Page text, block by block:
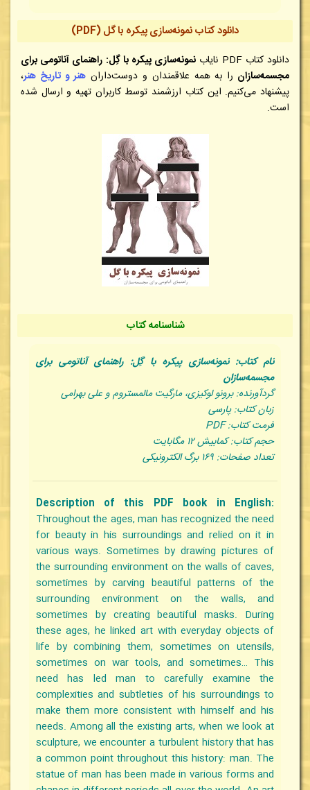
دانلود کتاب نمونه‌سازی پیکره با گل(PDF)
دانلود کتاب PDF نایاب
نمونه‌سازی پیکره با گِل: راهنمای آناتومی برای
مجسمه‌سازان را به همه علاقمندان و دوست‌داران هنر و تاریخ هنر،
پیشنهاد می‌کنیم. این کتاب ارزشمند توسط کاربران تهیه و ارسال شده
است.
شناسنامه کتاب
نام کتاب: نمونه‌سازی پیکره با گِل: راهنمای آناتومی برای
مجسمه‌سازان
گردآورنده: برونو لوکیزی، مارگیت مالمستروم و علی بهرامی
زبان کتاب: پارسی
فرمت کتاب: PDF
حجم کتاب: کمابیش ۱۲ مگابایت
تعداد صفحات: ۱۶۹ برگ الکترونیکی
Description of this PDF book in English:
Throughout the ages, man has recognized the need
for beauty in his surroundings and relied on it in
various ways. Sometimes by drawing pictures of
the surrounding environment on the walls of caves,
sometimes by carving beautiful patterns of the
surrounding environment on the walls, and
sometimes by creating beautiful masks. During
these ages, he linked art with everyday objects of
life by combining them, sometimes on utensils,
sometimes on war tools, and sometimes… This
need has led man to carefully examine the
complexities and subtleties of his surroundings to
make them more consistent with himself and his
needs. Among all the existing arts, when we look at
sculpture, we encounter a turbulent history that has
a common point throughout this history: man. The
statue of man has been made in various forms and